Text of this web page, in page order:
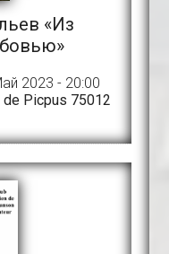
«Из
2023 - 20:00
de Picpus 75012